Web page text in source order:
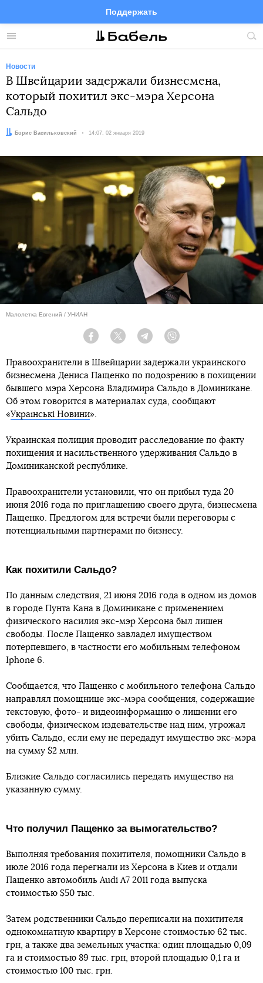
Меню
Поддержать
FacebookTelegramTwitter
Новости
В Швейцарии задержали бизнесмена,
который похитил экс-мэра Херсона
Сальдо
Автор:Борис Васильковский Дата:
14:07, 02 января 2019
Малолетка Евгений / УНИАН
Facebook Twitter Telegram
Правоохранители в Швейцарии задержали украинского
бизнесмена Дениса Пащенко по подозрению в похищении
бывшего мэра Херсона Владимира Сальдо в Доминикане.
Об этом говорится в материалах суда, сообщают
«Українськi Новини».
Украинская полиция проводит расследование по факту
похищения и насильственного удерживания Сальдо в
Доминиканской республике.
Правоохранители установили, что он прибыл туда 20
июня 2016 года по приглашению своего друга, бизнесмена
Пащенко. Предлогом для встречи были переговоры с
потенциальными партнерами по бизнесу.
Как похитили Сальдо?
По данным следствия, 21 июня 2016 года в одном из домов
в городе Пунта Кана в Доминикане с применением
физического насилия экс-мэр Херсона был лишен
свободы. После Пащенко завладел имуществом
потерпевшего, в частности его мобильным телефоном
Iphone 6.
Сообщается, что Пащенко с мобильного телефона Сальдо
направлял помощнице экс-мэра сообщения, содержащие
текстовую, фото- и видеоинформацию о лишении его
свободы, физическом издевательстве над ним, угрожал
убить Сальдо, если ему не передадут имущество экс-мэра
на сумму $2 млн.
Близкие Сальдо согласились передать имущество на
указанную сумму.
Что получил Пащенко за вымогательство?
Выполняя требования похитителя, помощники Сальдо в
июле 2016 года перегнали из Херсона в Киев и отдали
Пащенко автомобиль Audi А7 2011 года выпуска
стоимостью $50 тыс.
Затем родственники Сальдо переписали на похитителя
однокомнатную квартиру в Херсоне стоимостью 62 тыс.
грн, а также два земельных участка: один площадью 0,09
га и стоимостью 89 тыс. грн, второй площадью 0,1 га и
стоимостью 100 тыс. грн.